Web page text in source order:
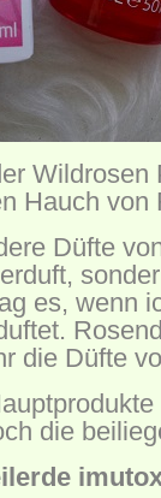
Wildrosen
Hauch von
Düfte
es, wenn
die Düfte
die